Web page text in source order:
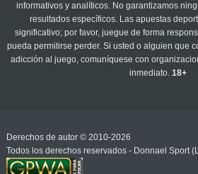
informativos y analíticos. No garantizamos
resultados específicos. Las apuestas
significativo; por favor, juegue de forma
pueda permitirse perder. Si usted o alguien que
adicción al juego, comuníquese con
inmediato.18+
Derechos de autor © 2010-2026
Todos los derechos reservados - Donnael Sport